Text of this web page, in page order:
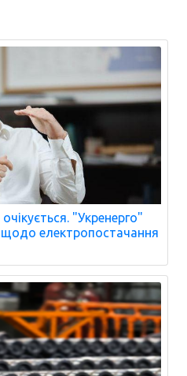
"Укренерго"
електропостачання